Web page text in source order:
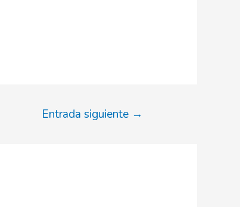
Entrada siguiente →